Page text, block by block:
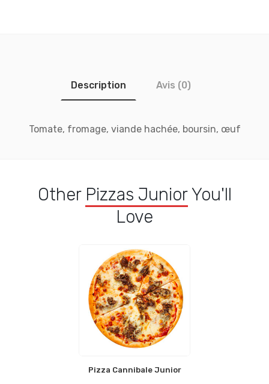
Description Avis (0)
Tomate, fromage, viande hachée, boursin, œuf
Other Pizzas JuniorYou'll
Love
Pizza Cannibale Junior